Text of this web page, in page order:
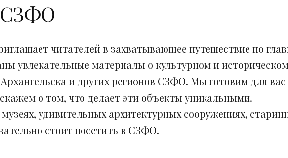
СЗФО
читателей в захватывающее путешествие по
увлекательные материалы о культурном и
и других регионов СЗФО. Мы готовим для
о том, что делает эти объекты уникальными.
удивительных архитектурных сооружениях,
стоит посетить в СЗФО.